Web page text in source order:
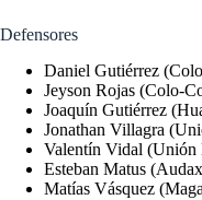
Defensores
Daniel Gutiérrez
Jeyson Rojas (Colo-
Joaquín Gutiérrez
Jonathan Villagra
Valentín Vidal (Unión
Esteban Matus
Matías Vásquez